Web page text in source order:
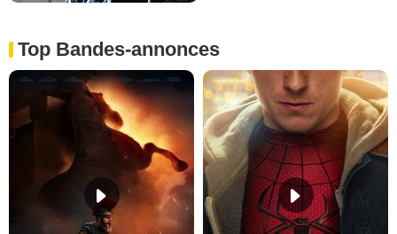
Top Bandes-annonces